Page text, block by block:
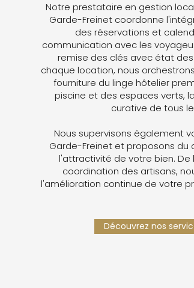
Notre prestataire en gestion
Garde-Freinet coordonne
des réservations et
communication avec les
remise des clés avec état
chaque location, nous
fourniture du linge hôtelier
piscine et des espaces verts,
curative de tous
Nous supervisons également
Garde-Freinet et proposons
l'attractivité de votre bien.
coordination des artisans,
l'amélioration continue de votre
Découvrez nos